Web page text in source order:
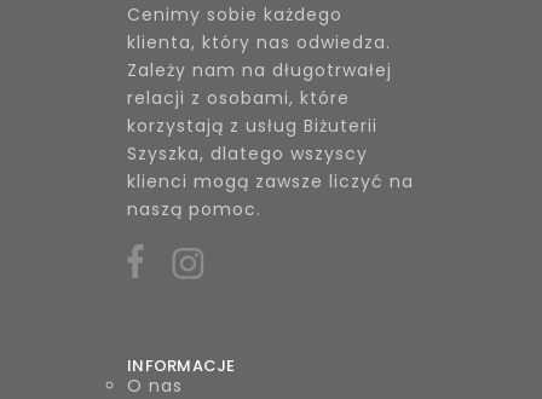
Cenimy sobie każdego
klienta, który nas odwiedza.
Zależy nam na długotrwałej
relacji z osobami, które
korzystają z usług Biżuterii
Szyszka, dlatego wszyscy
klienci mogą zawsze liczyć na
naszą pomoc.
INFORMACJE
O nas